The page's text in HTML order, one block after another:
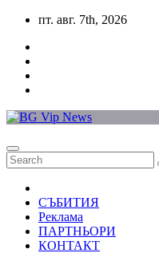
Skip
content
пт. авг. 7th, 2026
СЪБИТИЯ
Реклама
ПАРТНЬОРИ
КОНТАКТ